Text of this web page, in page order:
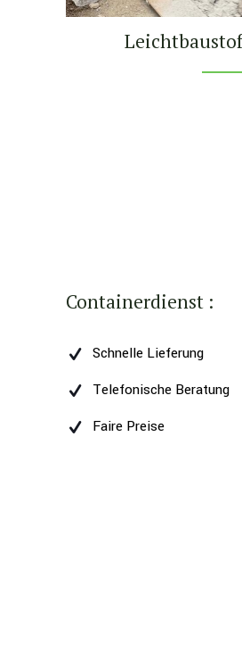
Containerdienst :
Schnelle Lieferung
Telefonische Beratung
Faire Preise